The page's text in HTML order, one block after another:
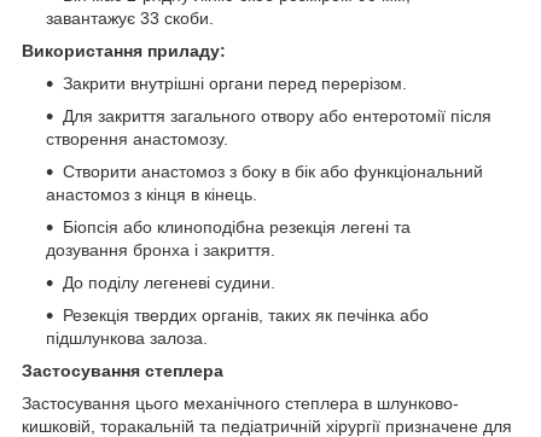
завантажує 33 скоби.
Використання приладу:
Закрити внутрішні органи перед перерізом.
Для закриття загального отвору або ентеротомії після
створення анастомозу.
Створити анастомоз з боку в бік або функціональний
анастомоз з кінця в кінець.
Біопсія або клиноподібна резекція легені та
дозування бронха і закриття.
До поділу легеневі судини.
Резекція твердих органів, таких як печінка або
підшлункова залоза.
Застосування степлера
Застосування цього механічного степлера в шлунково-
кишковій, торакальній та педіатричній хірургії призначене для